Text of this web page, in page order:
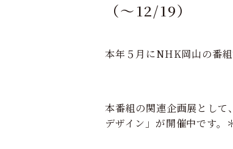
（～12/19）
本年５月にNHK岡山の番
本番組の関連企画展とし
デザイン」が開催中です。